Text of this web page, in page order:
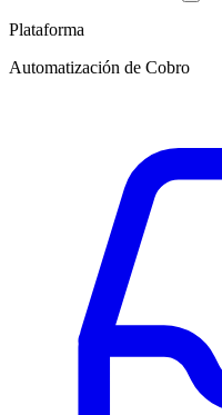
Plataforma
Automatización de Cobro